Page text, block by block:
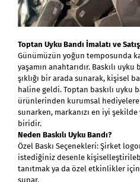
Toptan Uyku Bandı İmalatı ve
Günümüzün yoğun temposunda
yaşamın anahtarıdır. Baskılı
şıklığı bir arada sunarak, kişisel
haline geldi. Toptan baskılı uyku
ürünlerinden kurumsal hediyelere
sunarken, markanızı en iyi
biridir.
Neden Baskılı Uyku Bandı?
Özel Baskı Seçenekleri: Şirket
istediğiniz desenle
tanıtmak ya da özel etkinlikler
sunar.